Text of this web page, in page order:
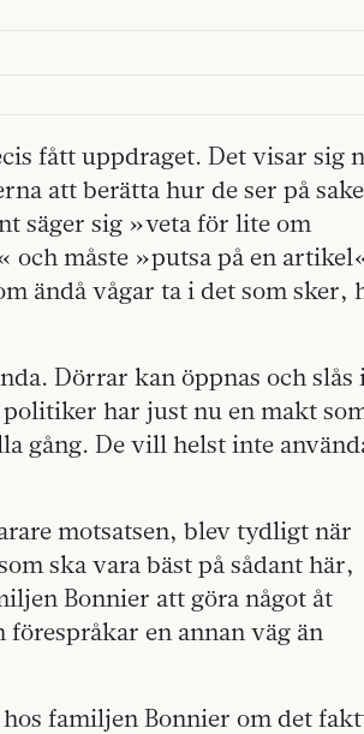
fått uppdraget. Det visar sig
att berätta hur de ser på
säger sig »veta för lite om
och måste »putsa på en
ändå vågar ta i det som sker,
Dörrar kan öppnas och slås
har just nu en makt
gång. De vill helst inte
motsatsen, blev tydligt när
ska vara bäst på sådant här,
Bonnier att göra något åt
en annan väg än
familjen Bonnier om det